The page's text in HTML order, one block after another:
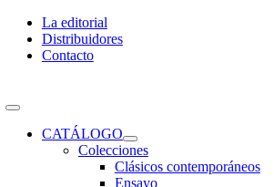
Skip
content
La editorial
Distribuidores
Contacto
Toggle
NavigationCATÁLOGO
Colecciones
Clásicos contemporáneos
Ensayo